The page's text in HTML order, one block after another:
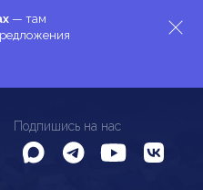
— там
Подпишись на нас